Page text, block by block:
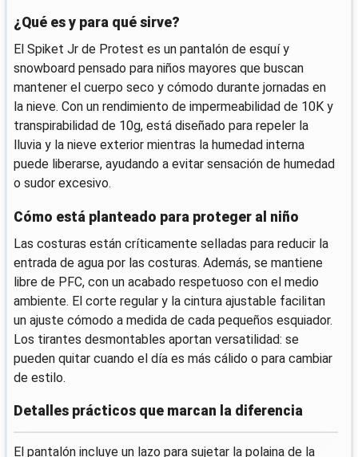
¿Qué es y para qué sirve?
El Spiket Jr de Protest es un pantalón de esquí y
snowboard pensado para niños mayores que buscan
mantener el cuerpo seco y cómodo durante jornadas en
la nieve. Con un rendimiento de impermeabilidad de 10K y
transpirabilidad de 10g, está diseñado para repeler la
lluvia y la nieve exterior mientras la humedad interna
puede liberarse, ayudando a evitar sensación de humedad
o sudor excesivo.
Cómo está planteado para proteger al niño
Las costuras están críticamente selladas para reducir la
entrada de agua por las costuras. Además, se mantiene
libre de PFC, con un acabado respetuoso con el medio
ambiente. El corte regular y la cintura ajustable facilitan
un ajuste cómodo a medida de cada pequeños esquiador.
Los tirantes desmontables aportan versatilidad: se
pueden quitar cuando el día es más cálido o para cambiar
de estilo.
Detalles prácticos que marcan la diferencia
El pantalón incluye un lazo para sujetar la polaina de la